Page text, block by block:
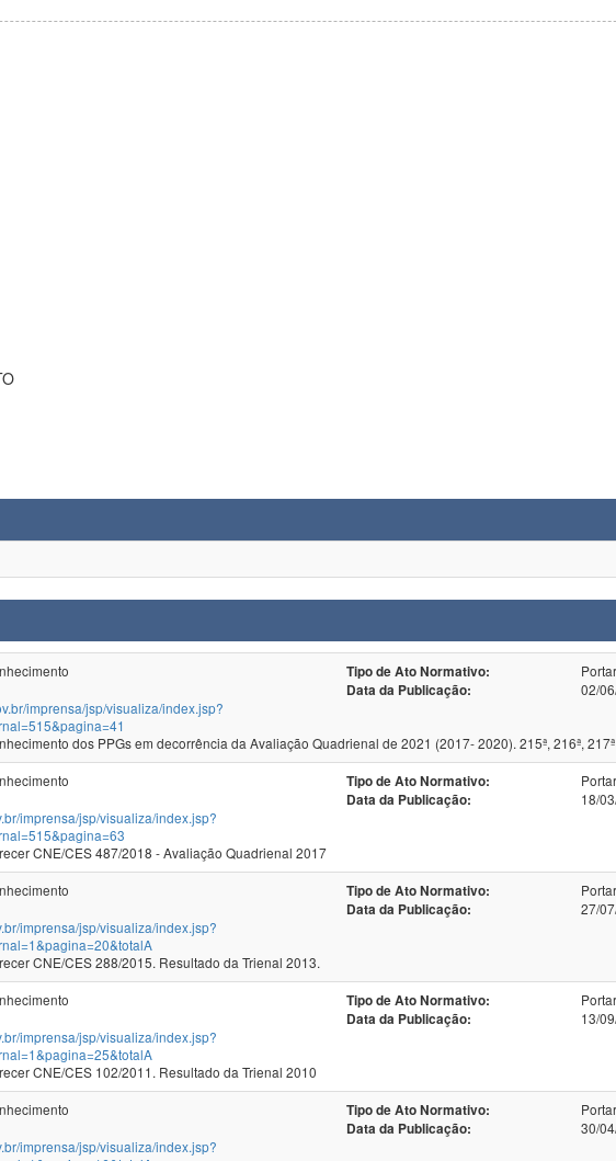
Tipo de Ato Normativo:
Data da Publicação:
02/
imprensa/jsp/visualiza/index.jsp?
dos PPGs em decorrência da Avaliação Quadrienal de 2021 (2017- 2020). 215ª, 216ª,
Tipo de Ato Normativo:
Data da Publicação:
18/
imprensa/jsp/visualiza/index.jsp?
CNE/CES 487/2018 - Avaliação Quadrienal 2017
Tipo de Ato Normativo:
Data da Publicação:
27/
imprensa/jsp/visualiza/index.jsp?
CNE/CES 288/2015. Resultado da Trienal 2013.
Tipo de Ato Normativo:
Data da Publicação:
13/
imprensa/jsp/visualiza/index.jsp?
CNE/CES 102/2011. Resultado da Trienal 2010
Tipo de Ato Normativo:
Data da Publicação:
30/
imprensa/jsp/visualiza/index.jsp?